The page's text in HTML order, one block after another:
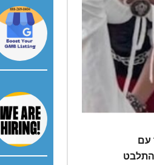
עם
התלבט